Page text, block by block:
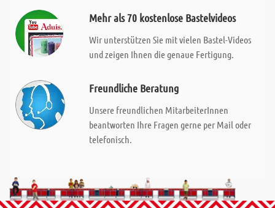
Mehr als 70 kostenlose Bastelvideos
Wir unterstützen Sie mit vielen Bastel-Videos
und zeigen Ihnen die genaue Fertigung.
Freundliche Beratung
Unsere freundlichen MitarbeiterInnen
beantworten Ihre Fragen gerne per Mail oder
telefonisch.